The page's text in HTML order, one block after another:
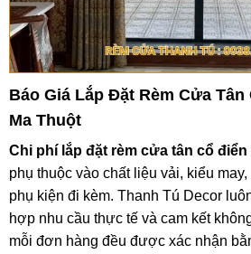
Báo Giá Lắp Đặt Rèm Cửa
Ma Thuột
Chi phí lắp đặt rèm cửa tân cổ
phụ thuộc vào chất liệu vải, kiểu
phụ kiện đi kèm. Thanh Tú Decor
hợp nhu cầu thực tế và cam kết
mỗi đơn hàng đều được xác nhận